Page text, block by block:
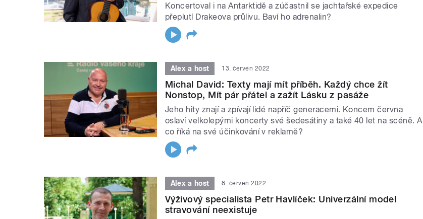
Koncertoval i na Antarktidě a zúčastnil se jachtařské expedice
přeplutí Drakeova průlivu. Baví ho adrenalin?
Alex a host 13. červen 2022
Michal David: Texty mají mít příběh. Každý chce žít
Nonstop, Mít pár přátel a zažít Lásku z pasáže
Jeho hity znají a zpívají lidé napříč generacemi. Koncem června
oslaví velkolepými koncerty své šedesátiny a také 40 let na scéně. A
co říká na své účinkování v reklamě?
Alex a host 8. červen 2022
Výživový specialista Petr Havlíček: Univerzální model
stravování neexistuje